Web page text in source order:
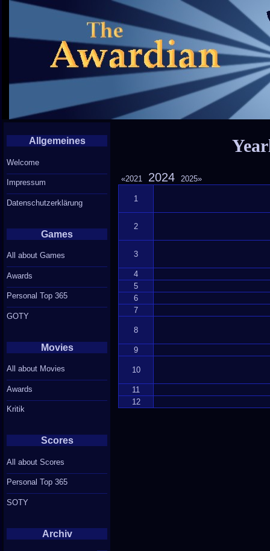
Link
to
Year
2021
Link
2024
Link
to
2025
1
2
3
4
5
6
7
8
9
10
11
12
Allgemeines
Welcome
Impressum
Datenschutzerklärung
Games
All about Games
Awards
Personal Top 365
GOTY
Movies
All about Movies
Awards
Kritik
Scores
All about Scores
Personal Top 365
SOTY
Archiv